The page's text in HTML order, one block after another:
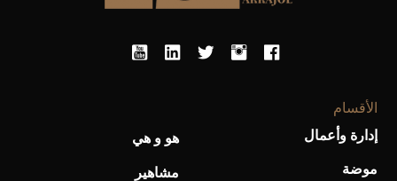
الأقسام
إدارة وأعمال
موضة
هو و هي
مشاهير